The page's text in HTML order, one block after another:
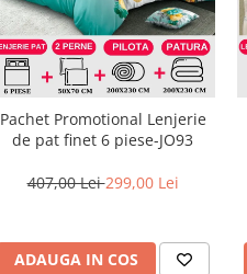
Pachet Promotional Lenjerie
de pat finet 6 piese-JO93
407,00 Lei299,00 Lei
ADAUGA IN COS